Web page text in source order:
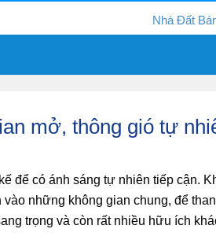
Nhà Đất
mở, thông gió tự
để có ánh sáng tự nhiên tiếp cận.
những không gian chung, để
trọng và còn rất nhiều hữu ích